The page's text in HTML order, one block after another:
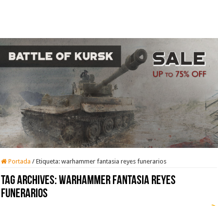
Portada / Etiqueta:warhammer fantasia reyes funerarios
Tag Archives:warhammer fantasia reyes
funerarios